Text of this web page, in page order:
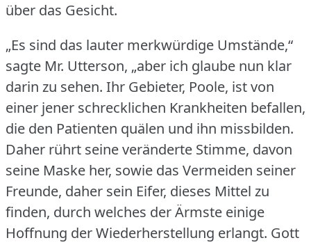
über das Gesicht.
„Es sind das lauter merkwürdige Umstände,“
sagte Mr. Utterson, „aber ich glaube nun klar
darin zu sehen. Ihr Gebieter, Poole, ist von
einer jener schrecklichen Krankheiten befallen,
die den Patienten quälen und ihn missbilden.
Daher rührt seine veränderte Stimme, davon
seine Maske her, sowie das Vermeiden seiner
Freunde, daher sein Eifer, dieses Mittel zu
finden, durch welches der Ärmste einige
Hoffnung der Wiederherstellung erlangt. Gott